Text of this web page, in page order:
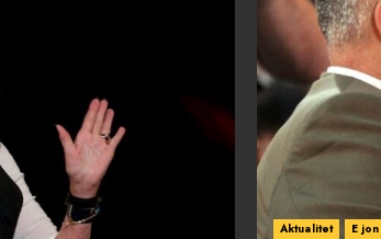
Aktualitet E